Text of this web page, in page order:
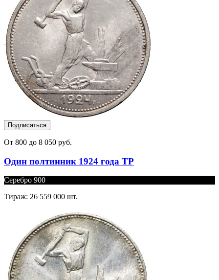
Подписаться
От 800 до 8 050 руб.
Один полтинник 1924 года ТР
Серебро 900
Тираж: 26 559 000 шт.